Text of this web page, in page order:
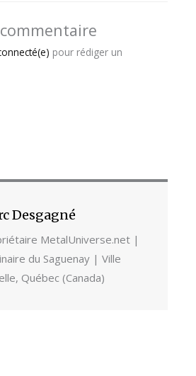
pour rédiger un
Desgagné
MetalUniverse.net |
du Saguenay | Ville
Québec (Canada)